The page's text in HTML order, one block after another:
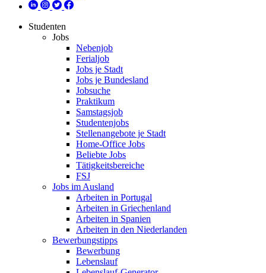
Studenten
Jobs
Nebenjob
Ferialjob
Jobs je Stadt
Jobs je Bundesland
Jobsuche
Praktikum
Samstagsjob
Studentenjobs
Stellenangebote je Stadt
Home-Office Jobs
Beliebte Jobs
Tätigkeitsbereiche
FSJ
Jobs im Ausland
Arbeiten in Portugal
Arbeiten in Griechenland
Arbeiten in Spanien
Arbeiten in den Niederlanden
Bewerbungstipps
Bewerbung
Lebenslauf